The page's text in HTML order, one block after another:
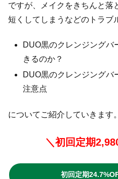
ですが、メイクをきちんと落
短くしてしまうなどのトラブ
DUO黒のクレンジングバ
きるのか？
DUO黒のクレンジングバ
注意点
についてご紹介していきます。
＼初回定期
初回定期